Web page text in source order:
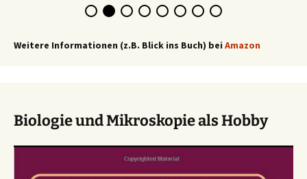
Weitere Informationen (z.B. Blick ins Buch) bei Amazon
Biologie und Mikroskopie als Hobby